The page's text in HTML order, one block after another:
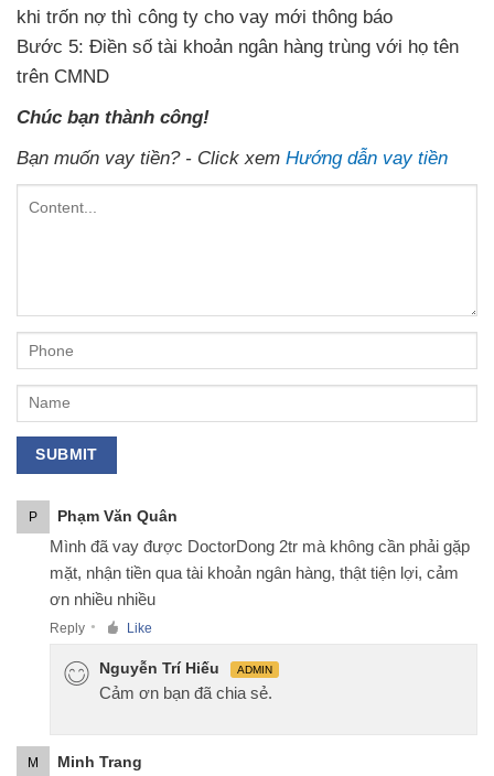
khi trốn nợ thì công ty cho vay mới thông báo
Bước 5: Điền số tài khoản ngân hàng trùng với họ tên
trên CMND
Chúc bạn thành công!
Bạn muốn vay tiền? - Click xem Hướng dẫn vay tiền
P Phạm Văn Quân
Mình đã vay được DoctorDong 2tr mà không cần phải gặp
mặt, nhận tiền qua tài khoản ngân hàng, thật tiện lợi, cảm
ơn nhiều nhiều
Reply ● Like
Nguyễn Trí Hiếu ADMIN
Cảm ơn bạn đã chia sẻ.
M Minh Trang